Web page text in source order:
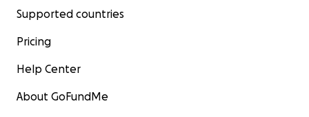
Supported countries
Pricing
Help Center
About GoFundMe